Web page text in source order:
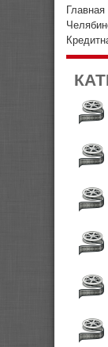
Главная